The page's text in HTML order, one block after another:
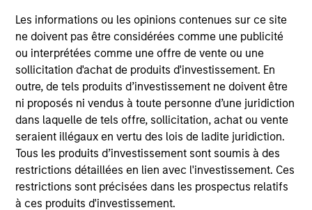
Les informations ou les opinions contenues sur ce site
ne doivent pas être considérées comme une publicité
ou interprétées comme une offre de vente ou une
sollicitation d'achat de produits d'investissement. En
outre, de tels produits d’investissement ne doivent être
ni proposés ni vendus à toute personne d’une juridiction
dans laquelle de tels offre, sollicitation, achat ou vente
seraient illégaux en vertu des lois de ladite juridiction.
Tous les produits d’investissement sont soumis à des
restrictions détaillées en lien avec l'investissement. Ces
restrictions sont précisées dans les prospectus relatifs
à ces produits d'investissement.
third party site. We are providing these hyperlinks to you
only as a convenience and the inclusion of any hyperlink is
not and does not imply any endorsement, approval,
investigation, verification or monitoring by us of any
information contained in any hyperlinked site. In no event
shall we be responsible for the information contained on
the site or your use of such site.